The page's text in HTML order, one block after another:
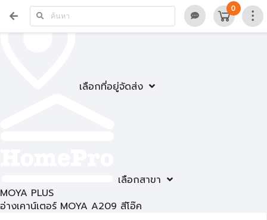
เลือกที่อยู่จัดส่ง
เลือกสาขา
0
MOYA PLUS
อ่างเคาน์เตอร์ MOYA A209 สีโอ๊ค